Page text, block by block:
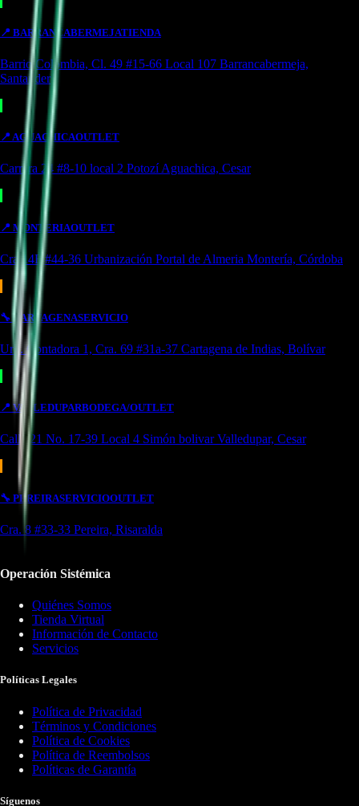
📍 BARRANCABERMEJATIENDA
Barrio Colombia, Cl. 49 #15-66 Local 107 Barrancabermeja,
Santander
📍AGUACHICAOUTLET
Carrera 24 #8-10 local 2 Potozí Aguachica, Cesar
📍 MONTERIAOUTLET
Cra 14F #44-36 Urbanización Portal de Almeria Montería, Córdoba
🔧 CARTAGENASERVICIO
Urb. Contadora 1, Cra. 69 #31a-37 Cartagena de Indias, Bolívar
📍 VALLEDUPARBODEGA/OUTLET
Calle 21 No. 17-39 Local 4 Simón bolivar Valledupar, Cesar
🔧 PEREIRASERVICIOOUTLET
Cra. 8 #33-33 Pereira, Risaralda
Operación Sistémica
Quiénes Somos
Tienda Virtual
Información de Contacto
Servicios
Políticas Legales
Política de Privacidad
Términos y Condiciones
Política de Cookies
Política de Reembolsos
Políticas de Garantía
Síguenos